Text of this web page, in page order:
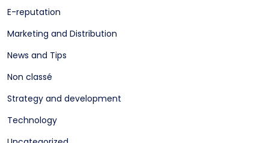
E-reputation
Marketing and Distribution
News and Tips
Non classé
Strategy and development
Technology